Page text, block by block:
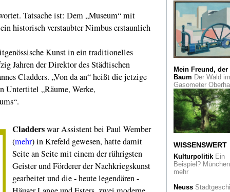
Tatsache ist: Dem „Museum“ mit
historisch verstaubter Nimbus erstaunlich
Kunst in ein traditionelles
Jahren der Direktor des Städtischen
Cladders. „Von da an“ heißt die jetzige
Untertitel „Räume, Werke,
Cladderswar Assistent bei Paul Wember
(mehr) in Krefeld gewesen, hatte damit
Seite an Seite mit einem der rührigsten
Geister und Förderer der Nachkriegskunst
gearbeitet und die - heute legendären -
Rheinischer
im Dritten Reich
Vom Dokumentar
KünstlerDer
Fotograf Balthasar
Burkhard im
Das Gute liegt so
nahund "Ich bleib
mal hier", sagte
Wolfgang Bosbach.
Pilgerorte im
Kölner Krippenweg
das Museum
Schnütgen eine
spätbarocke
Neapel
In Planung
Mein Freund, der
Baum Der Wald im
Gasometer
WISSENSWERT
KulturpolitikEin
Beispiel?
mehr
Neuss